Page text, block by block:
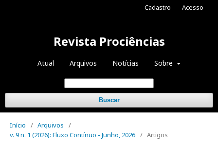
Revista Prociências
Atual Arquivos Notícias Sobre
Buscar
Cadastro Acesso
Início / Arquivos
/
v. 9 n. 1 (2026): Fluxo Contínuo - Junho, 2026 / Artigos